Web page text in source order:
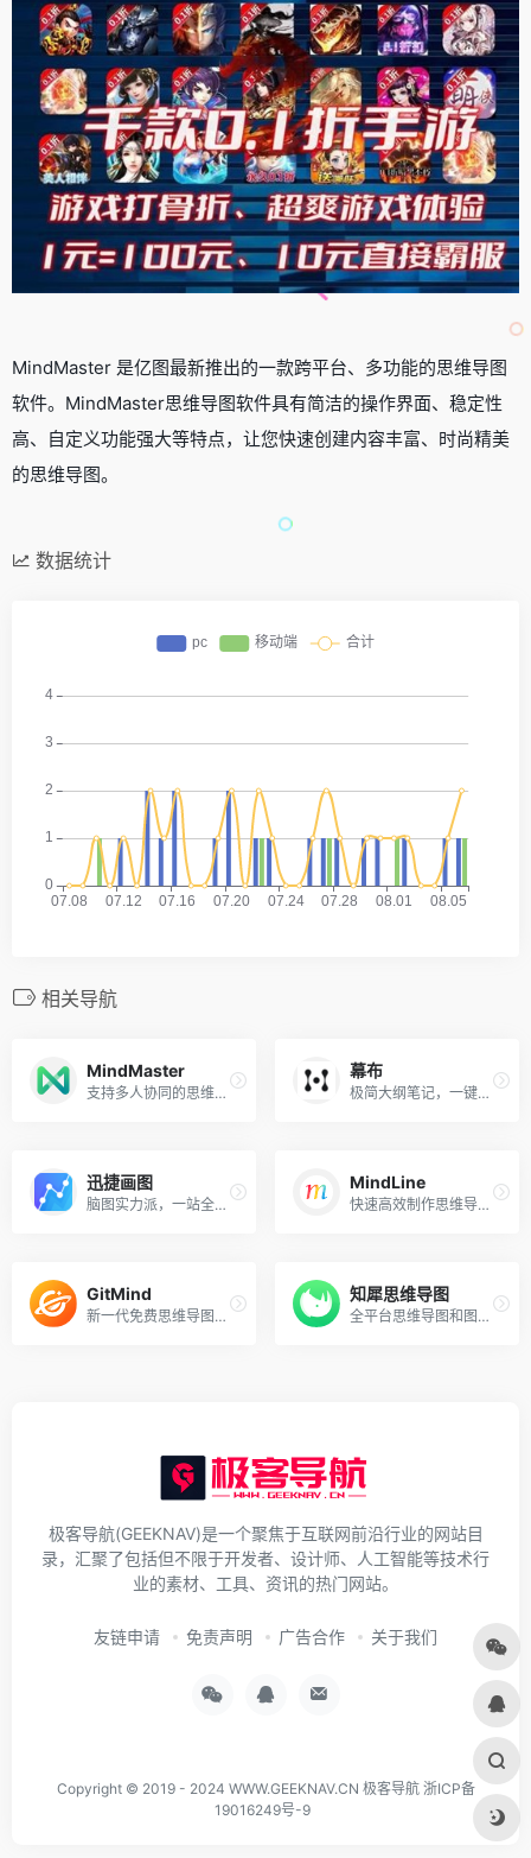
MindMaster 是亿图最新推出的一款跨平台、多功能的思维导图
软件。MindMaster思维导图软件具有简洁的操作界面、稳定性
高、自定义功能强大等特点，让您快速创建内容丰富、时尚精美
的思维导图。
数据统计
相关导航
MindMaster
支持多人协同的思维导图！
幕布
极简大纲笔记，一键生成思维导图！
迅捷画图
脑图实力派，一站全搞定！
MindLine
快速高效制作思维导图工具！
GitMind
新一代免费思维导图协作软件！
知犀思维导图
全平台思维导图和图示软件！
极客导航(GEEKNAV)是一个聚焦于互联网前沿行业的网站目
录，汇聚了包括但不限于开发者、设计师、人工智能等技术行
业的素材、工具、资讯的热门网站。
友链申请 免责声明 广告合作 关于我们
Copyright © 2019 - 2024 WWW.GEEKNAV.CN 极客导航 浙ICP备
19016249号-9